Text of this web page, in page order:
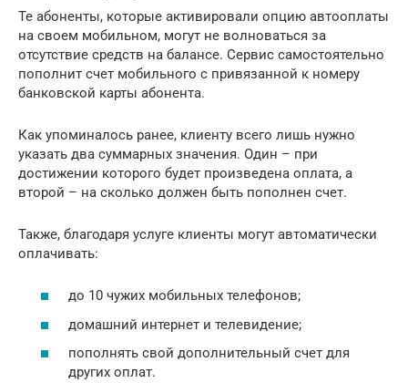
Те абоненты, которые активировали опцию автооплаты
на своем мобильном, могут не волноваться за
отсутствие средств на балансе. Сервис самостоятельно
пополнит счет мобильного с привязанной к номеру
банковской карты абонента.
Как упоминалось ранее, клиенту всего лишь нужно
указать два суммарных значения. Один – при
достижении которого будет произведена оплата, а
второй – на сколько должен быть пополнен счет.
Также, благодаря услуге клиенты могут автоматически
оплачивать:
до 10 чужих мобильных телефонов;
домашний интернет и телевидение;
пополнять свой дополнительный счет для
других оплат.